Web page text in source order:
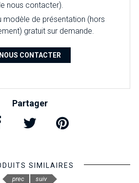
nous contacter).
modèle de présentation (hors
gratuit sur demande.
NOUS CONTACTER
Partager
SIMILAIRES
prec suiv